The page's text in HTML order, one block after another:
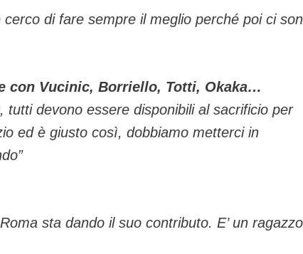
di fare sempre il meglio perché poi ci
con Vucinic, Borriello, Totti, Okaka…
tutti devono essere disponibili al sacrificio per
ed è giusto così, dobbiamo metterci in
”
sta dando il suo contributo. E’ un ragazzo